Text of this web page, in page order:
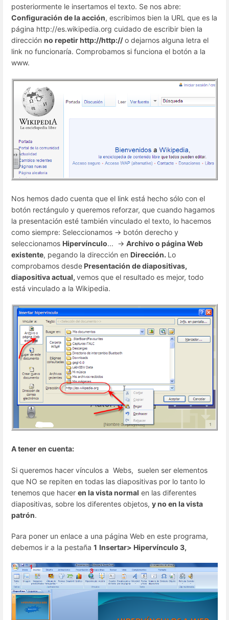
posteriormente le insertamos el texto. Se nos abre:
Configuración de la acción, escribimos bien la URL que es la
página http://es.wikipedia.org cuidado de escribir bien la
dirección no repetir http://http://o dejarnos alguna letra el
link no funcionaría. Comprobamos si funciona el botón a la
www.
Nos hemos dado cuenta que el link está hecho sólo con el
botón rectángulo y queremos reforzar, que cuando hagamos
la presentación esté también vinculado el texto, lo hacemos
como siempre: Seleccionamos -> botón derecho y
seleccionamos Hipervínculo... -> Archivo o página Web
existente, pegando la dirección en Dirección. Lo
comprobamos desde Presentación de diapositivas,
diapositiva actual, vemos que el resultado es mejor, todo
está vinculado a la Wikipedia.
A tener en cuenta:
Si queremos hacer vínculos a Webs, suelen ser elementos
que NO se repiten en todas las diapositivas por lo tanto lo
tenemos que hacer en la vista normal en las diferentes
diapositivas, sobre los diferentes objetos, y no en la vista
patrón.
Para poner un enlace a una página Web en este programa,
debemos ir a la pestaña 1 Insertar> Hipervínculo 3,